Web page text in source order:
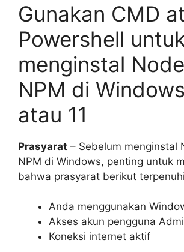
Gunakan CMD
Powershell
menginstal
NPM di
atau 11
Prasyarat – Sebelum menginstal
NPM di Windows, penting untuk
bahwa prasyarat berikut
Anda menggunakan
Akses akun pengguna
Koneksi internet aktif